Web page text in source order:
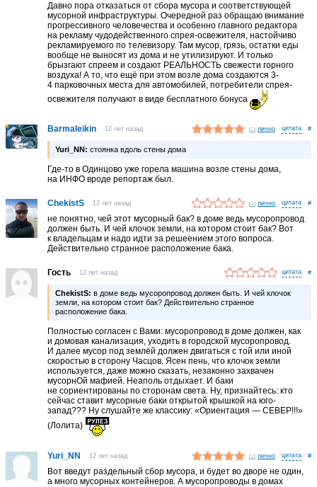
Давно пора отказаться от сбора мусора и соответствующей
мусорной инфраструктуры. Очередной раз обращаю внимание
прогрессивного человечества и особенно главного редактора
на рекламу чудодейственного спрея-освежителя, настойчиво
рекламируемого по телевизору. Там мусор, грязь, остатки еды
вообще не выносят из дома и не утилизируют. И только
брызгают спреем и создают РЕАЛЬНОСТЬ свежести горного
воздуха! А то, что ещё при этом возле дома создаются 3-
4 парковочных места для автомобилей, потребители спрея-
освежителя получают в виде бесплатного бонуса
Barmaleikin 12 лет назад лично #
Yuri_NN: стоянка вдоль стены дома
Где-то в Одинцово уже горела машина возле стены дома,
на ИНФО вроде репортаж был.
ChekistS 12 лет назад лично #
не понятно, чей этот мусорный бак? в доме ведь мусоропровод
должен быть. И чей клочок земли, на котором стоит бак? Вот
к владельцам и надо идти за решеением этого вопроса.
Действительно странное расположение бака.
Гость 12 лет назад #
ChekistS: в доме ведь мусоропровод должен быть. И чей клочок
земли, на котором стоит бак? Действительно странное
расположение бака.
Полностью согласен с Вами: мусоропровод в доме должен, как
и домовая канализация, уходить в городской мусоропровод.
И далее мусор под землёй должен двигаться с той или иной
скоростью в сторону Часцов. Ясен пень, что клочок земли
используется, даже можно сказать, незаконно захвачен
мусорнОй мафией. Неаполь отдыхает. И баки
не сориентированы по сторонам света. Ну, признайтесь: кто
сейчас ставит мусорные баки открытой крышкой на юго-
запад??? Ну слушайте же классику: «Ориентация — СЕВЕР!!!»
(Лолита)
Yuri_NN 12 лет назад лично #
Вот введут раздельный сбор мусора, и будет во дворе не один,
а много мусорных контейнеров. А мусоропроводы в домах